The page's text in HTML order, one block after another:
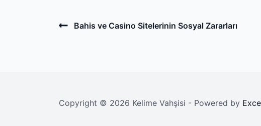
Post
PreviousBahis ve Casino Sitelerinin Sosyal Zararları
Copyright © 2026 Kelime Vahşisi - Powered by